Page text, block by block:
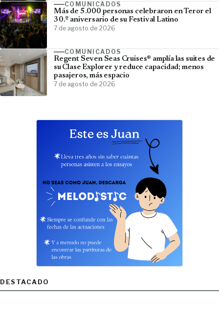
COMUNICADOS
Más de 5.000 personas celebraron en Teror el
30.º aniversario de su Festival Latino
7 de agosto de 2026
COMUNICADOS
Regent Seven Seas Cruises® amplía las suites de
su Clase Explorer y reduce capacidad; menos
pasajeros, más espacio
7 de agosto de 2026
DESTACADO